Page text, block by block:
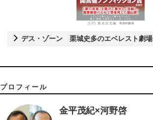
デス・ゾーン 栗城史多のエベレスト劇場
プロフィール
金平茂紀×河野啓